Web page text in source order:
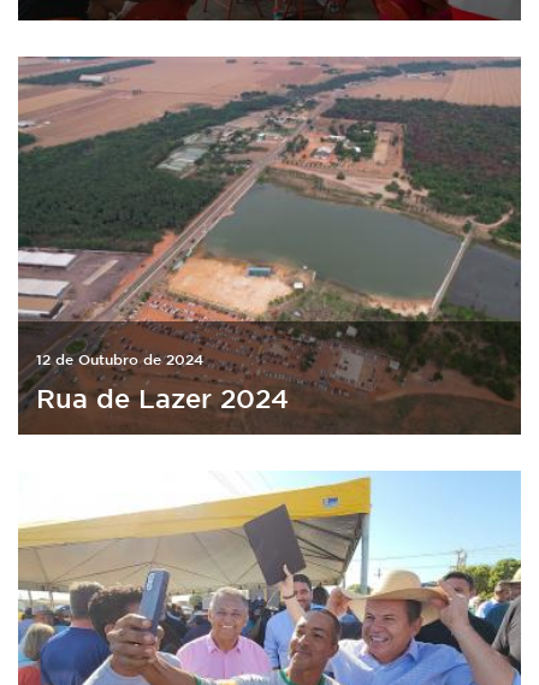
12 de Outubro de 2024
Rua de Lazer 2024